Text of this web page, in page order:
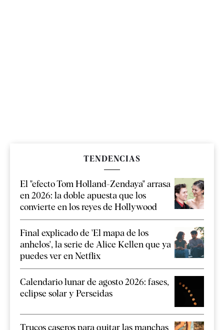
TENDENCIAS
El "efecto Tom Holland-Zendaya" arrasa
en 2026: la doble apuesta que los
convierte en los reyes de Hollywood
Final explicado de 'El mapa de los
anhelos', la serie de Alice Kellen que ya
puedes ver en Netflix
Calendario lunar de agosto 2026: fases,
eclipse solar y Perseidas
Trucos caseros para quitar las manchas